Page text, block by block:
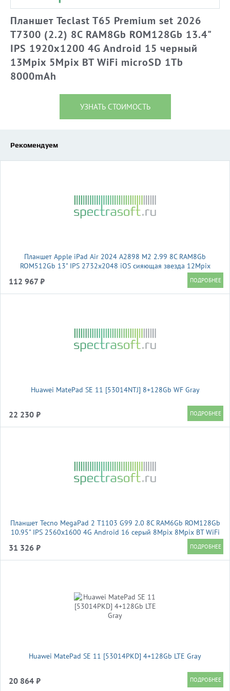
Планшет Teclast T65 Premium set 2026
T7300 (2.2) 8C RAM8Gb ROM128Gb 13.4"
IPS 1920x1200 4G Android 15 черный
13Mpix 5Mpix BT WiFi microSD 1Tb
8000mAh
УЗНАТЬ СТОИМОСТЬ
Рекомендуем
Планшет Apple iPad Air 2024 A2898 M2 2.99 8C RAM8Gb
ROM512Gb 13" IPS 2732x2048 iOS сияющая звезда 12Mpix
112 967 ₽
Huawei MatePad SE 11 [53014NTJ] 8+128Gb WF Gray
22 230 ₽
Планшет Tecno MegaPad 2 T1103 G99 2.0 8C RAM6Gb ROM128Gb
10.95" IPS 2560x1600 4G Android 16 серый 8Mpix 8Mpix BT WiFi
31 326 ₽
Huawei MatePad SE 11 [53014PKD] 4+128Gb LTE Gray
20 864 ₽